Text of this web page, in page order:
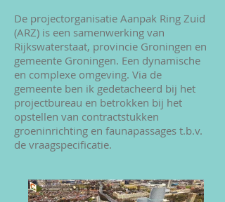
De projectorganisatie Aanpak Ring Zuid
(ARZ) is een samenwerking van
Rijkswaterstaat, provincie Groningen en
gemeente Groningen. Een dynamische
en complexe omgeving. Via de
gemeente ben ik gedetacheerd bij het
projectbureau en betrokken bij het
opstellen van contractstukken
groeninrichting en faunapassages t.b.v.
de vraagspecificatie.